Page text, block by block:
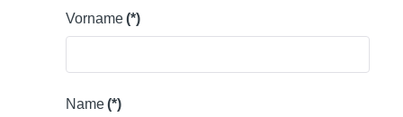
Vorname(*)
Name(*)